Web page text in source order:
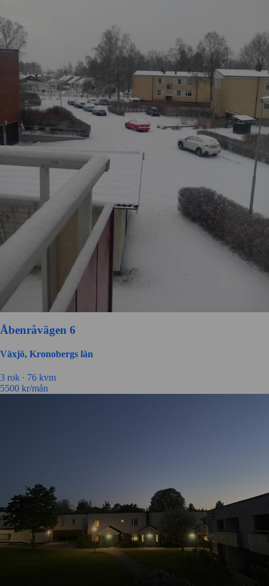
Åbenråvägen 6
Växjö, Kronobergs län
3 rok ∙ 76 kvm
5500 kr/mån